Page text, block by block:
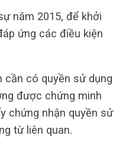
năm 2015, để khởi
ứng các điều kiện
cần có quyền sử dụng
được chứng minh
chứng nhận quyền sử
từ liên quan.